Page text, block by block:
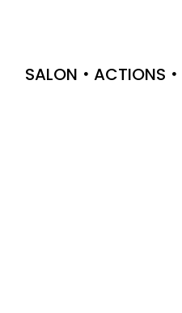
SALON ACTIONS